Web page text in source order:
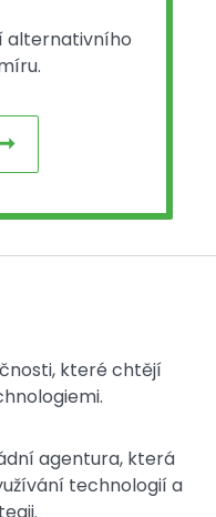
alternativního
které chtějí
agentura, která
technologií a